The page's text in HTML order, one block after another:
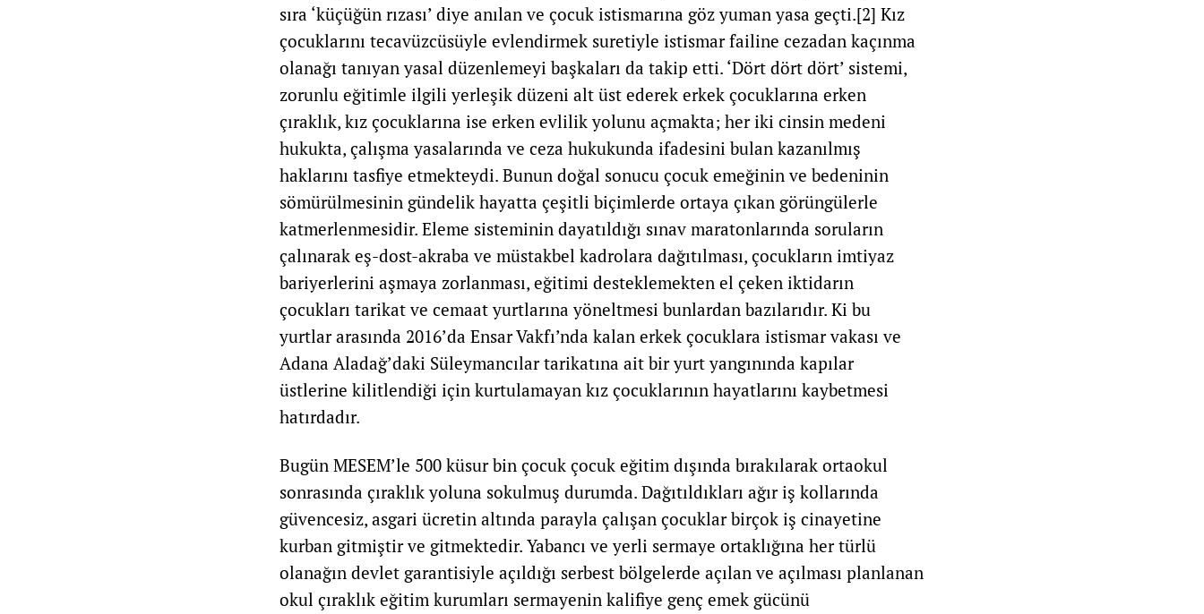
sıra ‘küçüğün rızası’ diye anılan ve çocuk istismarına göz yuman yasa geçti.[2] Kız
çocuklarını tecavüzcüsüyle evlendirmek suretiyle istismar failine cezadan kaçınma
olanağı tanıyan yasal düzenlemeyi başkaları da takip etti. ‘Dört dört dört’ sistemi,
zorunlu eğitimle ilgili yerleşik düzeni alt üst ederek erkek çocuklarına erken
çıraklık, kız çocuklarına ise erken evlilik yolunu açmakta; her iki cinsin medeni
hukukta, çalışma yasalarında ve ceza hukukunda ifadesini bulan kazanılmış
haklarını tasfiye etmekteydi. Bunun doğal sonucu çocuk emeğinin ve bedeninin
sömürülmesinin gündelik hayatta çeşitli biçimlerde ortaya çıkan görüngülerle
katmerlenmesidir. Eleme sisteminin dayatıldığı sınav maratonlarında soruların
çalınarak eş-dost-akraba ve müstakbel kadrolara dağıtılması, çocukların imtiyaz
bariyerlerini aşmaya zorlanması, eğitimi desteklemekten el çeken iktidarın
çocukları tarikat ve cemaat yurtlarına yöneltmesi bunlardan bazılarıdır. Ki bu
yurtlar arasında 2016’da Ensar Vakfı’nda kalan erkek çocuklara istismar vakası ve
Adana Aladağ’daki Süleymancılar tarikatına ait bir yurt yangınında kapılar
üstlerine kilitlendiği için kurtulamayan kız çocuklarının hayatlarını kaybetmesi
hatırdadır.
Bugün MESEM’le 500 küsur bin çocuk çocuk eğitim dışında bırakılarak ortaokul
sonrasında çıraklık yoluna sokulmuş durumda. Dağıtıldıkları ağır iş kollarında
güvencesiz, asgari ücretin altında parayla çalışan çocuklar birçok iş cinayetine
kurban gitmiştir ve gitmektedir. Yabancı ve yerli sermaye ortaklığına her türlü
olanağın devlet garantisiyle açıldığı serbest bölgelerde açılan ve açılması planlanan
okul çıraklık eğitim kurumları sermayenin kalifiye genç emek gücünü